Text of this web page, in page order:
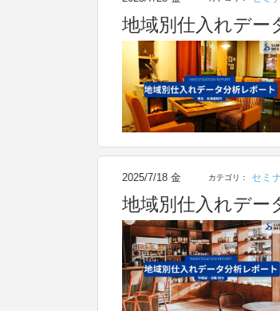
地域別仕入れデー
2025/7/18 金 カテゴリ： セミ
地域別仕入れデー